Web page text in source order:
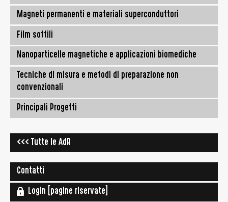
Magneti permanenti e materiali superconduttori
Film sottili
Nanoparticelle magnetiche e applicazioni biomediche
Tecniche di misura e metodi di preparazione non
convenzionali
Principali Progetti
<<< Tutte le AdR
Contatti
Login [pagine riservate]